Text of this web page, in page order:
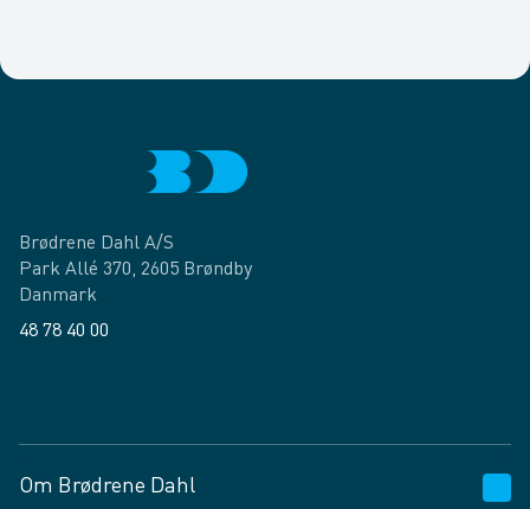
Brødrene Dahl A/S
Park Allé 370, 2605 Brøndby
Danmark
48 78 40 00
Om Brødrene Dahl